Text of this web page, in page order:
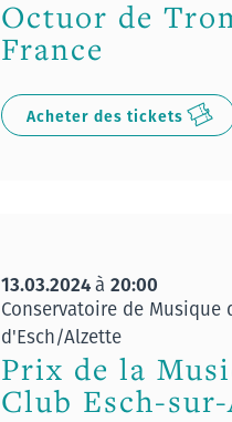
Octuor de
France
Acheter des tickets
13.03.2024à 20:00
Conservatoire de Musique
d'Esch/Alzette
Prix de la
Club Esch-